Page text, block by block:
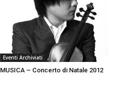
Eventi Archiviati
MUSICA – Concerto di Natale 2012